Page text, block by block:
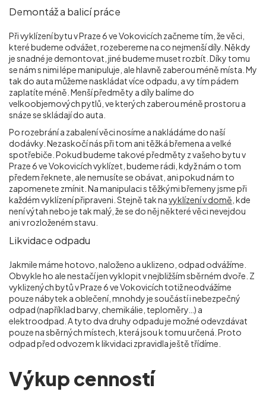
Demontáž a balicí práce
Při vyklízení bytu v Praze 6 ve Vokovicích začneme tím, že věci,
které budeme odvážet, rozebereme na co nejmenší díly. Někdy
je snadné je demontovat, jiné budeme muset rozbít. Díky tomu
se nám s nimi lépe manipuluje, ale hlavně zaberou méně místa. My
tak do auta můžeme naskládat více odpadu, a vy tím pádem
zaplatíte méně. Menší předměty a díly balíme do
velkoobjemových pytlů, ve kterých zaberou méně prostoru a
snáze se skládají do auta.
Po rozebrání a zabalení věci nosíme a nakládáme do naší
dodávky. Nezaskočí nás při tom ani těžká břemena a velké
spotřebiče. Pokud budeme takové předměty z vašeho bytu v
Praze 6 ve Vokovicích vyklízet, budeme rádi, když nám o tom
předem řeknete, ale nemusíte se obávat, ani pokud nám to
zapomenete zmínit. Na manipulaci s těžkými břemeny jsme při
každém vyklízení připraveni. Stejně tak navyklízení v domě , kde
není výtah nebo je tak malý, že se do něj některé věci nevejdou
ani v rozloženém stavu.
Likvidace odpadu
Jakmile máme hotovo, naloženo a uklizeno, odpad odvážíme.
Obvykle ho ale nestačí jen vyklopit v nejbližším sběrném dvoře. Z
vyklizených bytů v Praze 6 ve Vokovicích totiž neodvážíme
pouze nábytek a oblečení, mnohdy je součástí i nebezpečný
odpad (například barvy, chemikálie, teploměry…) a
elektroodpad. A tyto dva druhy odpadu je možné odevzdávat
pouze na sběrných místech, která jsou k tomu určená. Proto
odpad před odvozem k likvidaci zpravidla ještě třídíme.
Výkup cenností